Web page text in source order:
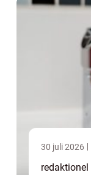
30 juli 2026
redaktionel